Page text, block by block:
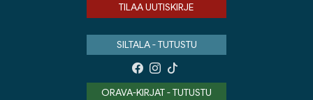
TILAA UUTISKIRJE
SILTALA - TUTUSTU
ORAVA-KIRJAT - TUTUSTU